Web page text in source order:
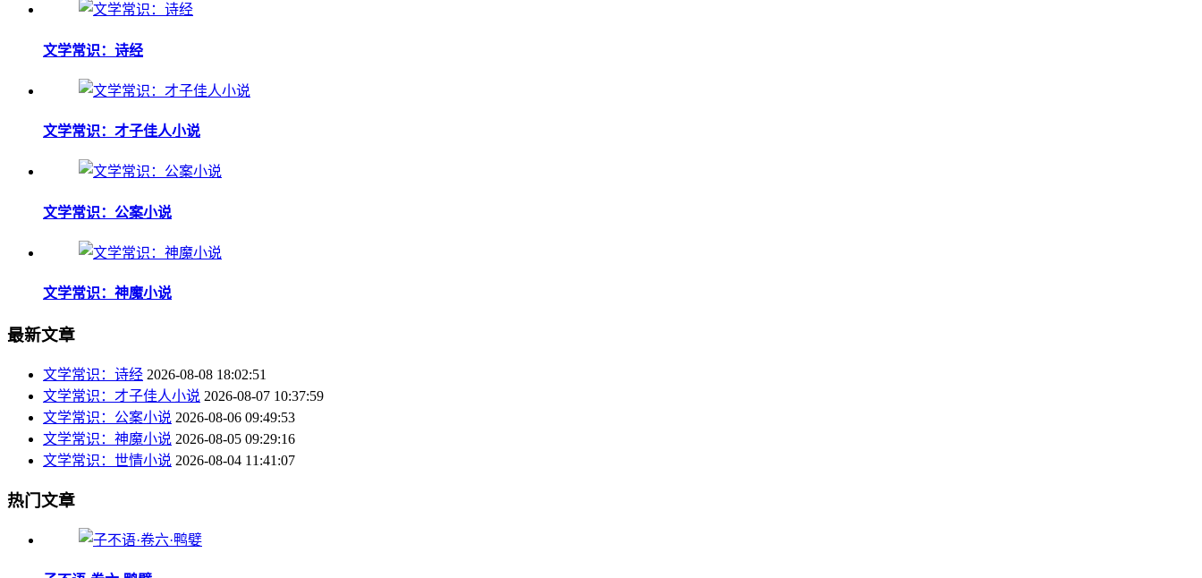
文学常识：诗经
文学常识：才子佳人小说
文学常识：公案小说
文学常识：神魔小说
最新文章
文学常识：诗经 2026-08-08 18:02:51
文学常识：才子佳人小说 2026-08-07 10:37:59
文学常识：公案小说 2026-08-06 09:49:53
文学常识：神魔小说 2026-08-05 09:29:16
文学常识：世情小说 2026-08-04 11:41:07
热门文章